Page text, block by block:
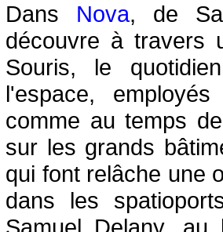
Dans Nova, de
découvre à travers
Souris, le
l'espace,
comme au temps
sur les grands
qui font relâche une
dans les